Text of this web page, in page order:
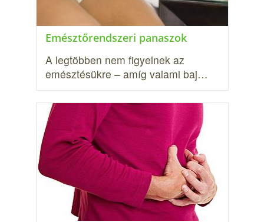
Emésztőrendszeri panaszok
A legtöbben nem figyelnek az
emésztésükre – amíg valami baj…